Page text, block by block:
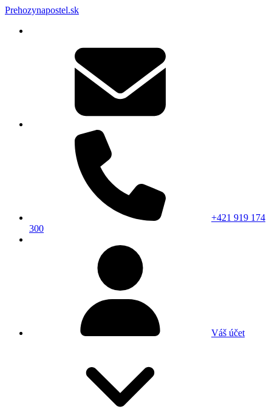
Prehozynapostel.sk
+421 919 174
300
Váš účet